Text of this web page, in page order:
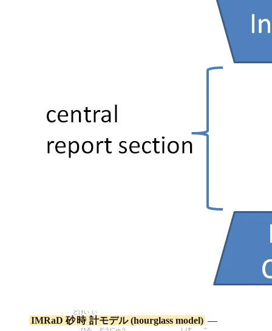
IMRaD 砂 時
どけい
計
い
モデル (hourglass model) —
ひろ どうにゅう しぼ こ